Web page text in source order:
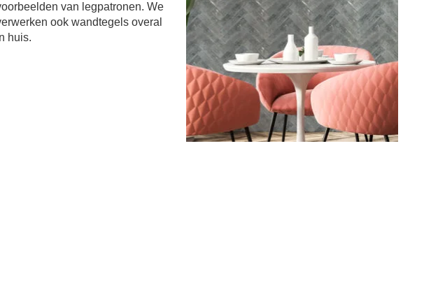
van legpatronen. We
ook wandtegels overal
huis.